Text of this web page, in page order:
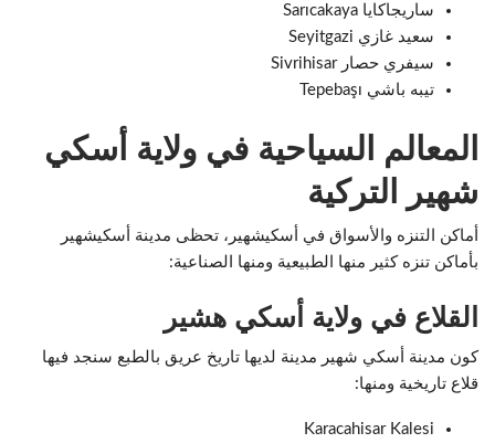
ساريجاكايا Sarıcakaya
سعيد غازي Seyitgazi
سيفري حصار Sivrihisar
تيبه باشي Tepebaşı
المعالم السياحية في ولاية أسكي
شهير التركية
أماكن التنزه والأسواق في أسكيشهير، تحظى مدينة أسكيشهير
بأماكن تنزه كثير منها الطبيعية ومنها الصناعية:
القلاع في ولاية أسكي هشير
كون مدينة أسكي شهير مدينة لديها تاريخ عريق بالطبع سنجد فيها
قلاع تاريخية ومنها:
Karacahisar Kalesi